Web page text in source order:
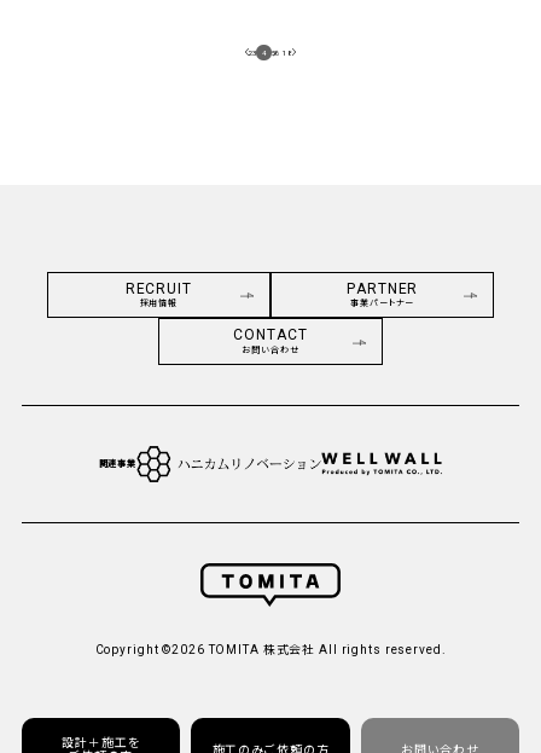
23 4 56
/ 18
設計＋施工を
施工のみご依頼の方 お問い合わせ
RECRUIT
採用情報
PARTNER
事業パートナー
CONTACT
お問い合わせ
関連事業
Copyright ©2026 TOMITA 株式会社 All rights reserved.